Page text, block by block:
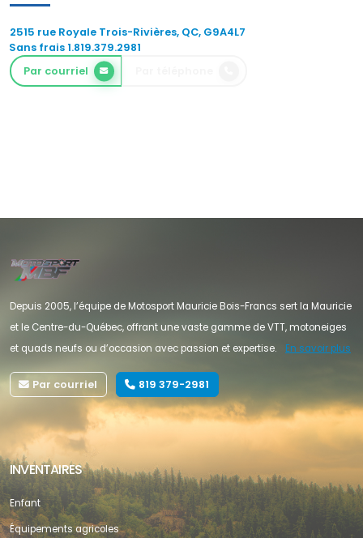
2515 rue Royale Trois-Rivières, QC, G9A4L7
Sans frais 1.819.379.2981
Par courriel
Depuis 2005, l’équipe de Motosport Mauricie Bois-Francs sert la Mauricie
et le Centre-du-Québec, offrant une vaste gamme de VTT, motoneiges
et quads neufs ou d’occasion avec passion et expertise.
En savoir plus
Par courriel 819 379-2981
INVENTAIRES
Enfant
Équipements agricoles